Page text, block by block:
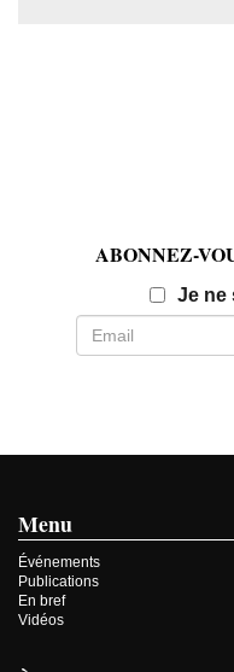
ABONNEZ-
Je ne
Menu
Événements
Publications
En bref
Vidéos